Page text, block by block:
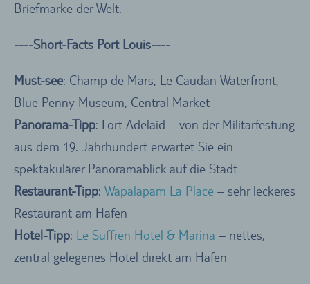
Briefmarke der Welt.
----Short-Facts Port Louis----
Must-see: Champ de Mars, Le Caudan Waterfront,
Blue Penny Museum, Central Market
Panorama-Tipp: Fort Adelaid – von der Militärfestung
aus dem 19. Jahrhundert erwartet Sie ein
spektakulärer Panoramablick auf die Stadt
Restaurant-Tipp: Wapalapam La Place – sehr leckeres
Restaurant am Hafen
Hotel-Tipp: Le Suffren Hotel & Marina – nettes,
zentral gelegenes Hotel direkt am Hafen